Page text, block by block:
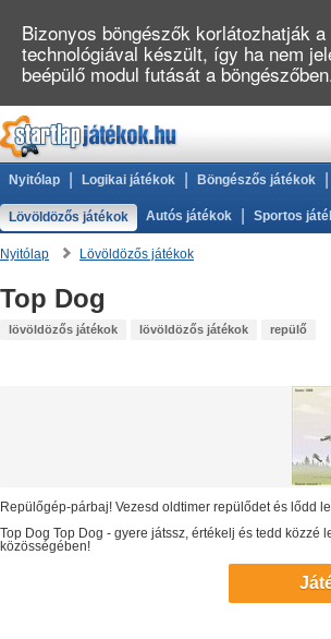
Nyitólap Logikai játékok Böngészős játékok
Lövöldözős játékok Autós játékok Sportos
Nyitólap Lövöldözős játékok
Top Dog
lövöldözős játékok lövöldözős játékok repülő
Repülőgép-párbaj! Vezesd oldtimer repülődet és lődd
Top Dog
- gyere játssz, értékelj és tedd közzé
Top Dog
közösségében!
Bizonyos böngészők korlátozhatják
technológiával készült, így ha nem
beépülő modul futását a